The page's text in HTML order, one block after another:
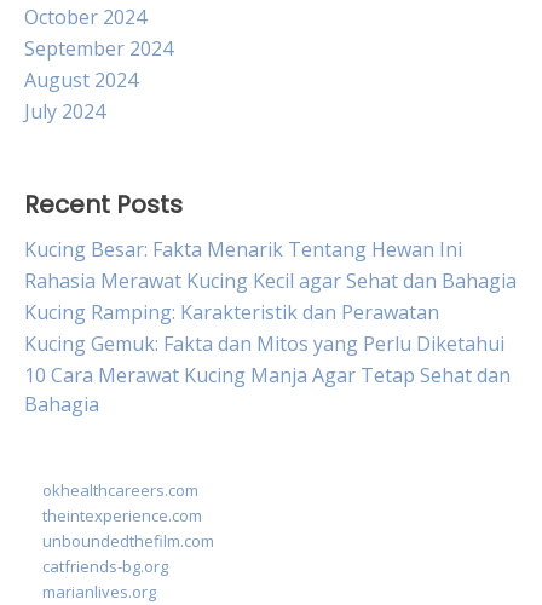
October 2024
September 2024
August 2024
July 2024
Recent Posts
Kucing Besar: Fakta Menarik Tentang Hewan Ini
Rahasia Merawat Kucing Kecil agar Sehat dan Bahagia
Kucing Ramping: Karakteristik dan Perawatan
Kucing Gemuk: Fakta dan Mitos yang Perlu Diketahui
10 Cara Merawat Kucing Manja Agar Tetap Sehat dan
Bahagia
okhealthcareers.com
theintexperience.com
unboundedthefilm.com
catfriends-bg.org
marianlives.org